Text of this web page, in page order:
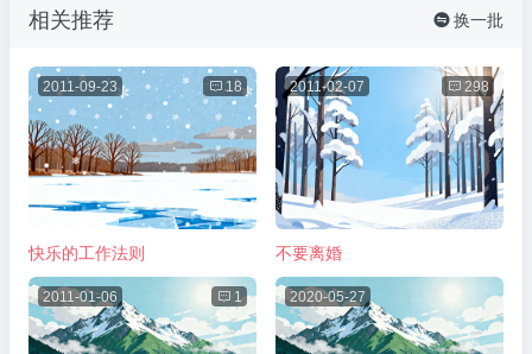
相关推荐  换一批
2011-09-23  18
快乐的工作法则
2011-02-07  298
不要离婚
2011-01-06  1 2020-05-27